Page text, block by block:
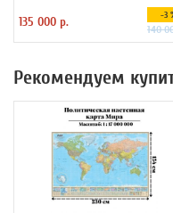
135 000 р. -3
140
Рекомендуем